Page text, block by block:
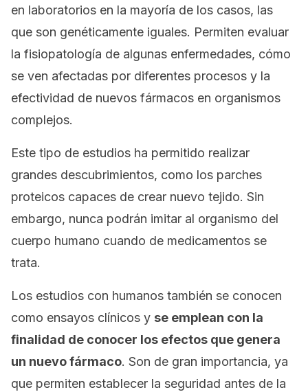
en laboratorios en la mayoría de los casos, las
que son genéticamente iguales. Permiten evaluar
la fisiopatología de algunas enfermedades, cómo
se ven afectadas por diferentes procesos y la
efectividad de nuevos fármacos en organismos
complejos.
Este tipo de estudios ha permitido realizar
grandes descubrimientos, como los parches
proteicos capaces de crear nuevo tejido. Sin
embargo, nunca podrán imitar al organismo del
cuerpo humano cuando de medicamentos se
trata.
Los estudios con humanos también se conocen
como ensayos clínicos y se emplean con la
finalidad de conocer los efectos que genera
un nuevo fármaco. Son de gran importancia, ya
que permiten establecer la seguridad antes de la